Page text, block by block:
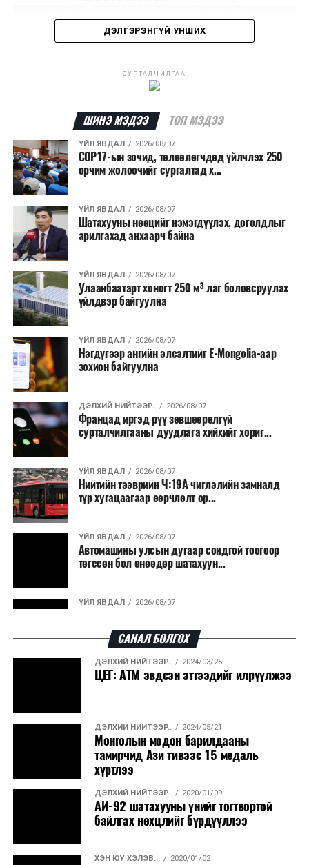
ДЭЛГЭРЭНГҮЙ УНШИХ
СУРТАЛЧИЛГАА
ШИНЭ МЭДЭЭ ТОП МЭДЭЭ
ҮЙЛ ЯВДАЛ 2026/08/07
COP17-ын зочид, төлөөлөгчдөд үйлчлэх 250
орчим жолоочийг сургалтад х...
ҮЙЛ ЯВДАЛ 2026/08/07
Шатахууны нөөцийг нэмэгдүүлэх, доголдлыг
арилгахад анхаарч байна
ҮЙЛ ЯВДАЛ 2026/08/07
Улаанбаатарт хоногт 250 м³ лаг боловсруулах
үйлдвэр байгуулна
ҮЙЛ ЯВДАЛ 2026/08/07
Нэгдүгээр ангийн элсэлтийг E-Mongolia-аар
зохион байгуулна
ДЭЛХИЙ НИЙТЭЭР.. 2026/08/07
Францад иргэд рүү зөвшөөрөлгүй
сурталчилгааны дуудлага хийхийг хориг...
ҮЙЛ ЯВДАЛ 2026/08/07
Нийтийн тээврийн Ч:19А чиглэлийн замналд
түр хугацаагаар өөрчлөлт ор...
ҮЙЛ ЯВДАЛ 2026/08/07
Автомашины улсын дугаар сондгой тоогоор
төгссөн бол өнөөдөр шатахуун...
ҮЙЛ ЯВДАЛ 2026/08/07
ДЭЛХИЙ НИЙТЭЭР.. 2026/08/06
“Уралдронзавод” компанийн ерөнхий
ҮЙЛ ЯВДАЛ
Сүхбаатар боомтоор тав хоногт 10 мянга гаруй
тонн АИ-92 автобензин и...
ДЭЛХИЙ НИЙТЭЭР.. 2026/08/06
Вашингтон мужийн ой хээрийн түймрийг
хяналтад авах ажил ахицтай байн...
САНАЛ БОЛГОХ
ДЭЛХИЙ НИЙТЭЭР.. 2024/03/25
ЦЕГ: АТМ эвдсэн этгээдийг илрүүлжээ
ДЭЛХИЙ НИЙТЭЭР.. 2024/05/21
Монголын модон барилдааны
тамирчид Ази тивээс 15 медаль
хүртлээ
ДЭЛХИЙ НИЙТЭЭР.. 2020/01/09
АИ-92 шатахууны үнийг тогтвортой
байлгах нөхцлийг бүрдүүллээ
ХЭН ЮУ ХЭЛЭВ... 2020/01/02